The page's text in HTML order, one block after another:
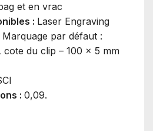
et en vrac
: Laser Engraving
par défaut :
cote du clip – 100 x 5 mm
: 0,09.